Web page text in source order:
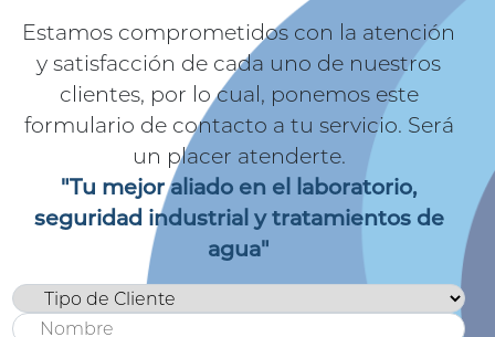
Estamos comprometidos con la atención
y satisfacción de cada uno de nuestros
clientes, por lo cual, ponemos este
formulario de contacto a tu servicio. Será
un placer atenderte.
"Tu mejor aliado en el laboratorio,
seguridad industrial y tratamientos de
agua"